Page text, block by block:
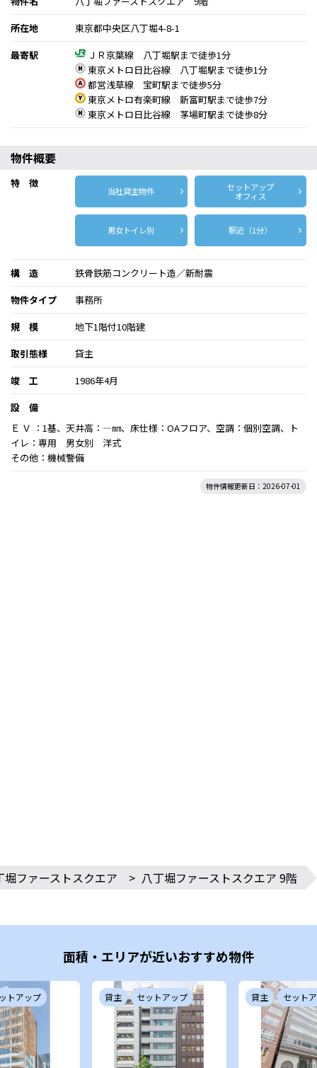
所在地
東京都中央区八丁堀4-8-1
最寄駅
ＪＲ京葉線 八丁堀駅まで徒歩1分
東京メトロ日比谷線 八丁堀駅まで徒歩1分
都営浅草線 宝町駅まで徒歩5分
東京メトロ有楽町線 新富町駅まで徒歩7分
東京メトロ日比谷線 茅場町駅まで徒歩8分
物件概要
特 徴
当社貸主物件
セットアップ
オフィス
男女トイレ別 駅近（1分）
構 造
鉄骨鉄筋コンクリート造／新耐震
物件タイプ
事務所
規 模
地下1階付10階建
取引態様
貸主
竣 工
1986年4月
設 備
Ｅ Ｖ ：1基、天井高：―㎜、床仕様：OAフロア、空調：個別空調、ト
イレ：専用 男女別 洋式
その他：機械警備
物件情報更新日：2026-07-01
堀ファーストスクエア > 八丁堀ファーストスクエア 9階
面積・エリアが近いおすすめ物件
トアップ 貸主 セットアップ 貸主 セット